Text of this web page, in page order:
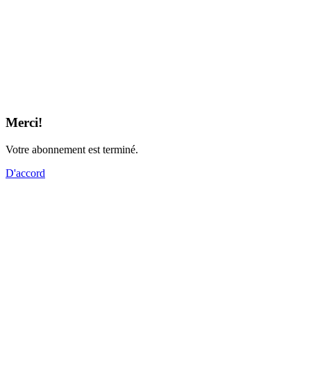
Merci!
Votre abonnement est terminé.
D'accord